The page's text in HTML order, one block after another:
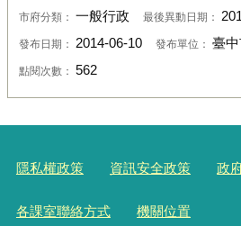
市府分類： 一般行政 最後異動日期：
發布日期： 2014-06-10 發布單位： 臺
點閱次數： 562
隱私權政策 資訊安全政策 政
各課室聯絡方式 機關位置